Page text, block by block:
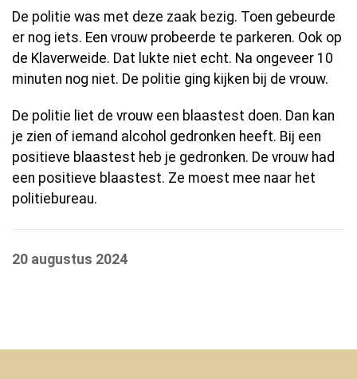
De politie was met deze zaak bezig. Toen gebeurde
er nog iets. Een vrouw probeerde te parkeren. Ook op
de Klaverweide. Dat lukte niet echt. Na ongeveer 10
minuten nog niet. De politie ging kijken bij de vrouw.
De politie liet de vrouw een blaastest doen. Dan kan
je zien of iemand alcohol gedronken heeft. Bij een
positieve blaastest heb je gedronken. De vrouw had
een positieve blaastest. Ze moest mee naar het
politiebureau.
20 augustus 2024